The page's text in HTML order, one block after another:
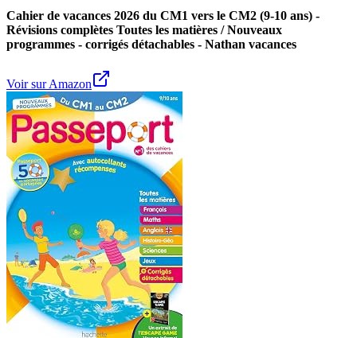
Cahier de vacances 2026 du CM1 vers le CM2 (9-10 ans) -
Révisions complètes Toutes les matières / Nouveaux
programmes - corrigés détachables - Nathan vacances
Voir sur Amazon